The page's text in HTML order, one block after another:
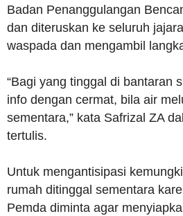
Badan Penanggulangan
dan diteruskan ke seluruh
waspada dan mengambil
“Bagi yang tinggal di bantaran
info dengan cermat, bila air
sementara,” kata Safrizal ZA
tertulis.
Untuk mengantisipasi
rumah ditinggal sementara
Pemda diminta agar